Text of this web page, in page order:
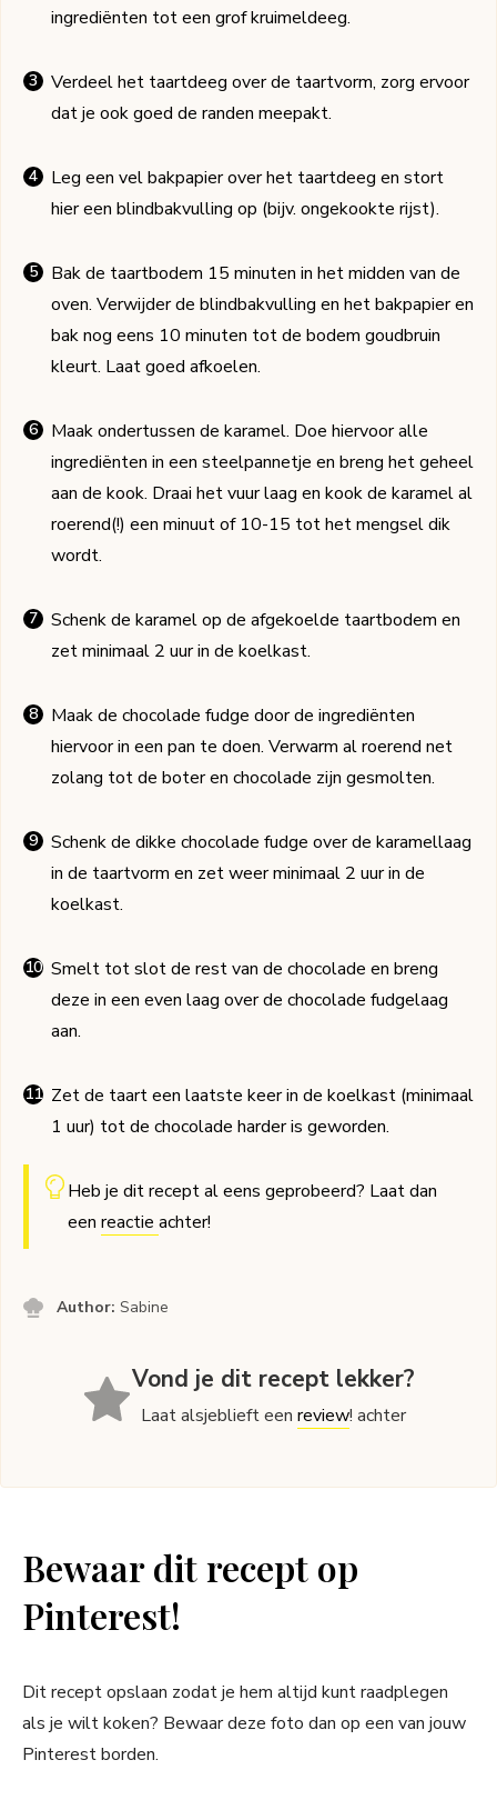
ingrediënten tot een grof kruimeldeeg.
Verdeel het taartdeeg over de taartvorm, zorg ervoor
dat je ook goed de randen meepakt.
Leg een vel bakpapier over het taartdeeg en stort
hier een blindbakvulling op (bijv. ongekookte rijst).
Bak de taartbodem 15 minuten in het midden van de
oven. Verwijder de blindbakvulling en het bakpapier en
bak nog eens 10 minuten tot de bodem goudbruin
kleurt. Laat goed afkoelen.
Maak ondertussen de karamel. Doe hiervoor alle
ingrediënten in een steelpannetje en breng het geheel
aan de kook. Draai het vuur laag en kook de karamel al
roerend(!) een minuut of 10-15 tot het mengsel dik
wordt.
Schenk de karamel op de afgekoelde taartbodem en
zet minimaal 2 uur in de koelkast.
Maak de chocolade fudge door de ingrediënten
hiervoor in een pan te doen. Verwarm al roerend net
zolang tot de boter en chocolade zijn gesmolten.
Schenk de dikke chocolade fudge over de karamellaag
in de taartvorm en zet weer minimaal 2 uur in de
koelkast.
Smelt tot slot de rest van de chocolade en breng
deze in een even laag over de chocolade fudgelaag
aan.
Zet de taart een laatste keer in de koelkast (minimaal
1 uur) tot de chocolade harder is geworden.
Heb je dit recept al eens geprobeerd? Laat dan
een reactie achter!
Author:Sabine
Vond je dit recept lekker?
Laat alsjeblieft eenreview! achter
Bewaar dit recept op
Pinterest!
Dit recept opslaan zodat je hem altijd kunt raadplegen
als je wilt koken? Bewaar deze foto dan op een van jouw
Pinterest borden.